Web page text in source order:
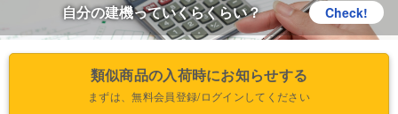
自分の建機っていくらくらい？ Check!
類似商品の入荷時にお知らせする
まずは、無料会員登録/ログインしてください